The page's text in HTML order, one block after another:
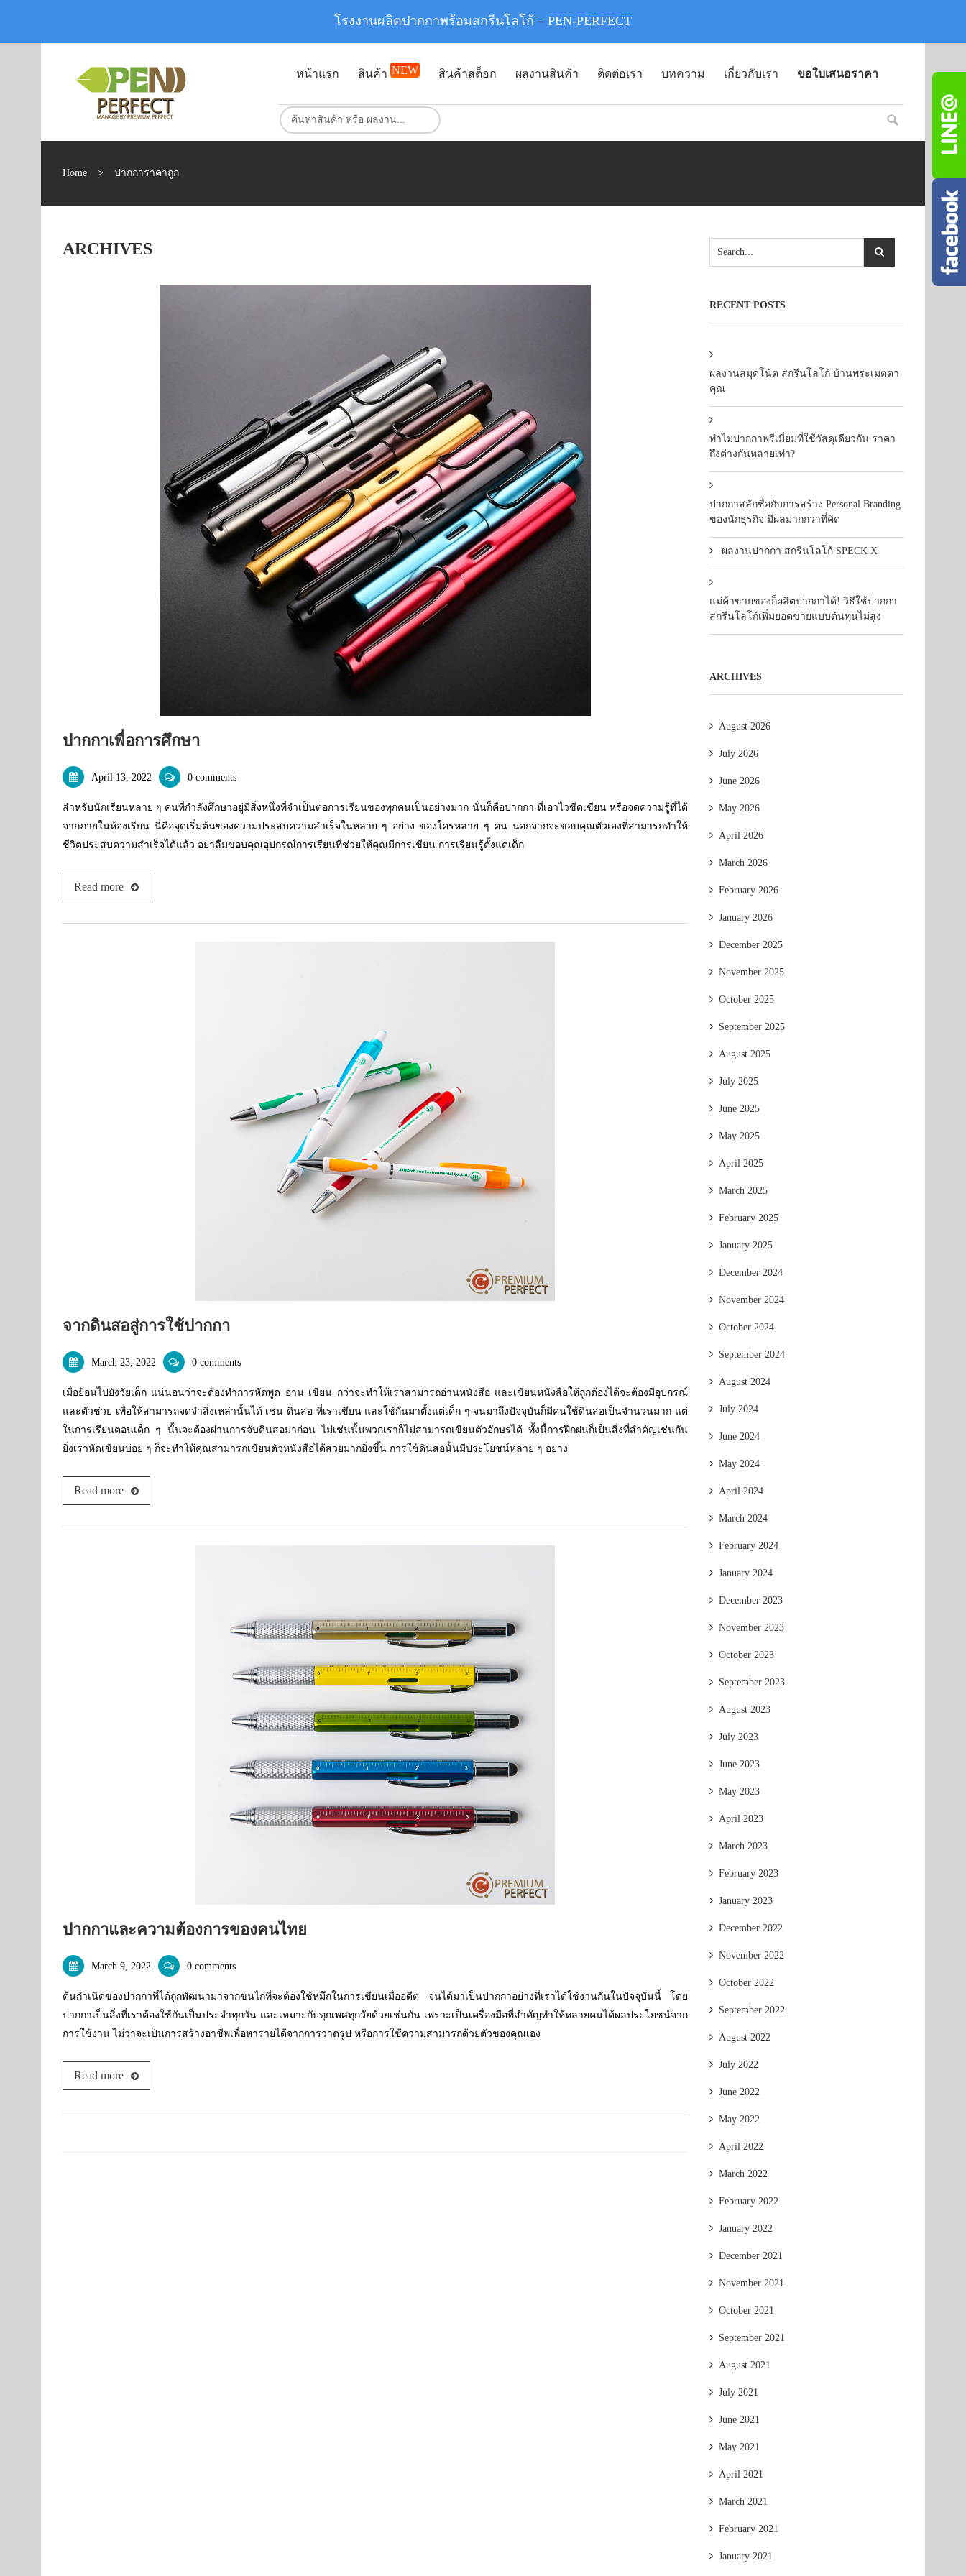
หน้าแรก สินค้า NEW สินค้าสต็อก ผลงานสินค้า ติดต่อเรา บทความ เกี่ยวกับเรา ขอใบเสนอราคา
Home > ปากการาคาถูก
ARCHIVES
ปากกาเพื่อการศึกษา
April 13, 2022 0 comments
สำหรับนักเรียนหลาย ๆ คนที่กำลังศึกษาอยู่มีสิ่งหนึ่งที่จำเป็นต่อการเรียนของทุกคนเป็นอย่างมาก นั่นก็คือปากกา ที่เอาไวขีดเขียน หรือจดความรู้ที่ได้
จากภายในห้องเรียน นี่คือจุดเริ่มต้นของความประสบความสำเร็จในหลาย ๆ อย่าง ของใครหลาย ๆ คน นอกจากจะขอบคุณตัวเองที่สามารถทำให้
ชีวิตประสบความสำเร็จได้แล้ว อย่าลืมขอบคุณอุปกรณ์การเรียนที่ช่วยให้คุณมีการเขียน การเรียนรู้ตั้งแต่เด็ก
Read more
จากดินสอสู่การใช้ปากกา
March 23, 2022 0 comments
เมื่อย้อนไปยังวัยเด็ก แน่นอนว่าจะต้องทำการหัดพูด อ่าน เขียน กว่าจะทำให้เราสามารถอ่านหนังสือ และเขียนหนังสือให้ถูกต้องได้จะต้องมีอุปกรณ์
และตัวช่วย เพื่อให้สามารถจดจำสิ่งเหล่านั้นได้ เช่น ดินสอ ที่เราเขียน และใช้กันมาตั้งแต่เด็ก ๆ จนมาถึงปัจจุบันก็มีคนใช้ดินสอเป็นจำนวนมาก แต่
ในการเรียนตอนเด็ก ๆ นั้นจะต้องผ่านการจับดินสอมาก่อน ไม่เช่นนั้นพวกเราก็ไม่สามารถเขียนตัวอักษรได้ ทั้งนี้การฝึกฝนก็เป็นสิ่งที่สำคัญเช่นกัน
ยิ่งเราหัดเขียนบ่อย ๆ ก็จะทำให้คุณสามารถเขียนตัวหนังสือได้สวยมากยิ่งขึ้น การใช้ดินสอนั้นมีประโยชน์หลาย ๆ อย่าง
Read more
ปากกาและความต้องการของคนไทย
March 9, 2022 0 comments
ต้นกำเนิดของปากกาที่ได้ถูกพัฒนามาจากขนไก่ที่จะต้องใช้หมึกในการเขียนเมื่ออดีต จนได้มาเป็นปากกาอย่างที่เราได้ใช้งานกันในปัจจุบันนี้ โดย
ปากกาเป็นสิ่งที่เราต้องใช้กันเป็นประจำทุกวัน และเหมาะกับทุกเพศทุกวัยด้วยเช่นกัน เพราะเป็นเครื่องมือที่สำคัญทำให้หลายคนได้ผลประโยชน์จาก
การใช้งาน ไม่ว่าจะเป็นการสร้างอาชีพเพื่อหารายได้จากการวาดรูป หรือการใช้ความสามารถด้วยตัวของคุณเอง
Read more
RECENT POSTS
ผลงานสมุดโน้ต สกรีนโลโก้ บ้านพระเมตตา
คุณ
ทำไมปากกาพรีเมี่ยมที่ใช้วัสดุเดียวกัน ราคา
ถึงต่างกันหลายเท่า?
ปากกาสลักชื่อกับการสร้าง Personal Branding
ของนักธุรกิจ มีผลมากกว่าที่คิด
ผลงานปากกา สกรีนโลโก้ SPECK X
แม่ค้าขายของก็ผลิตปากกาได้! วิธีใช้ปากกา
สกรีนโลโก้เพิ่มยอดขายแบบต้นทุนไม่สูง
ARCHIVES
August 2026
July 2026
June 2026
May 2026
April 2026
March 2026
February 2026
January 2026
December 2025
November 2025
October 2025
September 2025
August 2025
July 2025
June 2025
May 2025
April 2025
March 2025
February 2025
January 2025
December 2024
November 2024
October 2024
September 2024
August 2024
July 2024
June 2024
May 2024
April 2024
March 2024
February 2024
January 2024
December 2023
November 2023
October 2023
September 2023
August 2023
July 2023
June 2023
May 2023
April 2023
March 2023
February 2023
January 2023
December 2022
November 2022
October 2022
September 2022
August 2022
July 2022
June 2022
May 2022
April 2022
March 2022
February 2022
January 2022
December 2021
November 2021
October 2021
September 2021
August 2021
July 2021
June 2021
May 2021
April 2021
March 2021
February 2021
January 2021
โรงงานผลิตปากกาพร้อมสกรีนโลโก้ – PEN-PERFECT